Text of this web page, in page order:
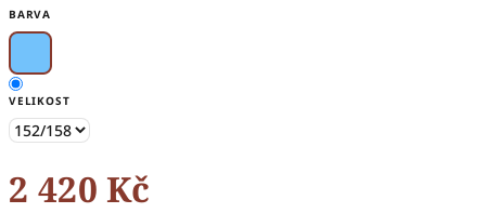
BARVA
VELIKOST
2 420 Kč